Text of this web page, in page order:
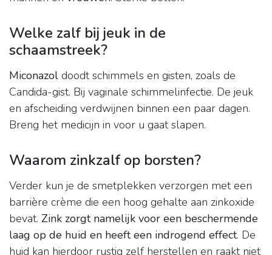
Welke zalf bij jeuk in de
schaamstreek?
Miconazol doodt schimmels en gisten, zoals de
Candida-gist. Bij vaginale schimmelinfectie. De jeuk
en afscheiding verdwijnen binnen een paar dagen.
Breng het medicijn in voor u gaat slapen.
Waarom zinkzalf op borsten?
Verder kun je de smetplekken verzorgen met een
barrière crème die een hoog gehalte aan zinkoxide
bevat. Zink zorgt namelijk voor een beschermende
laag op de huid en heeft een indrogend effect. De
huid kan hierdoor rustig zelf herstellen en raakt niet